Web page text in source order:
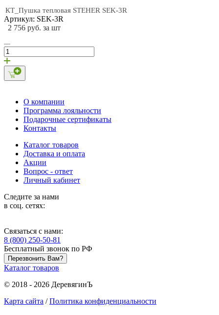
КТ_Пушка тепловая STEHER SEK-3R
Артикул: SEK-3R
2 756 руб. за шт
О компании
Программа лояльности
Подарочные сертификаты
Контакты
Каталог товаров
Доставка и оплата
Акции
Вопрос - ответ
Личный кабинет
Следите за нами
в соц. сетях:
Связаться с нами:
8 (800) 250-50-81
Бесплатный звонок по РФ
Перезвонить Вам?
Каталог товаров
© 2018 - 2026 ДеревягинЪ
Карта сайта /Политика конфиденциальности